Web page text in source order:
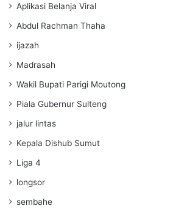
Aplikasi Belanja Viral
Abdul Rachman Thaha
ijazah
Madrasah
Wakil Bupati Parigi Moutong
Piala Gubernur Sulteng
jalur lintas
Kepala Dishub Sumut
Liga 4
longsor
sembahe